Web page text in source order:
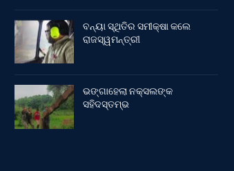
ବନ୍ୟା ସ୍ଥିତିର ସମୀକ୍ଷା କଲେ
ରାଜସ୍ୱମନ୍ତ୍ରୀ
ଭଙ୍ଗାହେଲା ନକ୍ସଲଙ୍କ
ସହିଦସ୍ତମ୍ଭ